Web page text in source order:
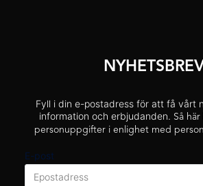
NYHETSBREV
Fyll i din e-postadress för att få vårt
information och erbjudanden. Så
personuppgifter i enlighet med
E-post